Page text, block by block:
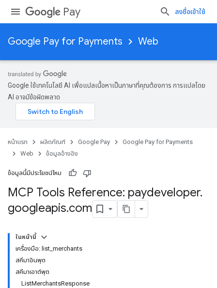
Pay ลงชื่อเข้าใช้
Google Pay for Payments Web
Google ใช้เทคโนโลยี AI เพื่อแปลเนื้อหาเป็นภาษาที่คุณต้องการ การแปลโดย
AI อาจมีข้อผิดพลาด
หน้าแรก ผลิตภัณฑ์ Google Pay
Google Pay for Payments
Web
ข้อมูลอ้างอิง
ข้อมูลนี้มีประโยชน์ไหม
MCP Tools Reference: paydeveloper.
googleapis.com
ในหน้านี้
เครื่องมือ: list_merchants
สคีมาอินพุต
สคีมาเอาต์พุต
ListMerchantsResponse